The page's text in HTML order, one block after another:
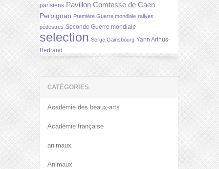
parisiens Pavillon Comtesse de Caen
Perpignan Première Guerre mondiale rallyes
pédestres Seconde Guerre mondiale
selection Serge Gainsbourg Yann Arthus-
Bertrand
CATÉGORIES
Académie des beaux-arts
Académie française
animaux
Animaux